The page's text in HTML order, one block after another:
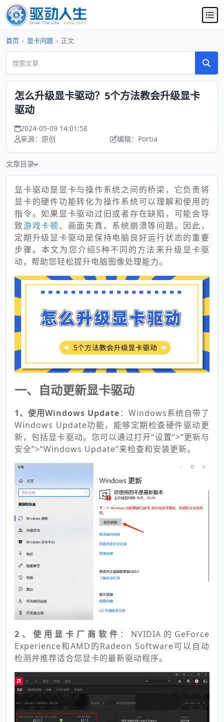
首页 › 显卡问题 › 正文
怎么升级显卡驱动？5个方法教会升级显卡
驱动
2024-05-09 14:01:58
来源：原创
编辑：Portia
文章目录
显卡驱动是显卡与操作系统之间的桥梁，它负责将
显卡的硬件功能转化为操作系统可以理解和使用的
指令。如果显卡驱动过旧或者存在缺陷，可能会导
致游戏卡顿、画面失真、系统崩溃等问题。因此，
定期升级显卡驱动是保持电脑良好运行状态的重要
步骤。本文为您介绍5种不同的方法来升级显卡驱
动，帮助您轻松提升电脑图像处理能力。
一、自动更新显卡驱动
1、使用Windows Update ：Windows系统自带了
Windows Update功能，能够定期检查硬件驱动更
新，包括显卡驱动。您可以通过打开“设置”>“更新与
安全”>“Windows Update”来检查和安装更新。
2、使用显卡厂商软件 ：NVIDIA的GeForce
Experience和AMD的Radeon Software可以自动
检测并推荐适合您显卡的最新驱动程序。